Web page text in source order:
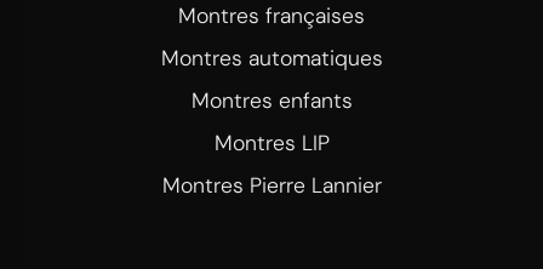
Montres françaises
Montres automatiques
Montres enfants
Montres LIP
Montres Pierre Lannier